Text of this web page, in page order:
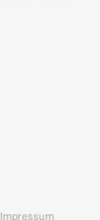
Impressum